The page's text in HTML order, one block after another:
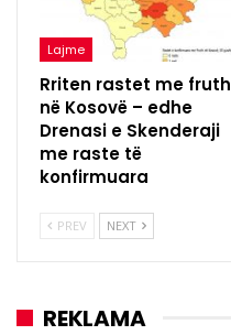
Lajme
Rriten rastet me fruth
në Kosovë – edhe
Drenasi e Skenderaji
me raste të
konfirmuara
PREV NEXT
REKLAMA